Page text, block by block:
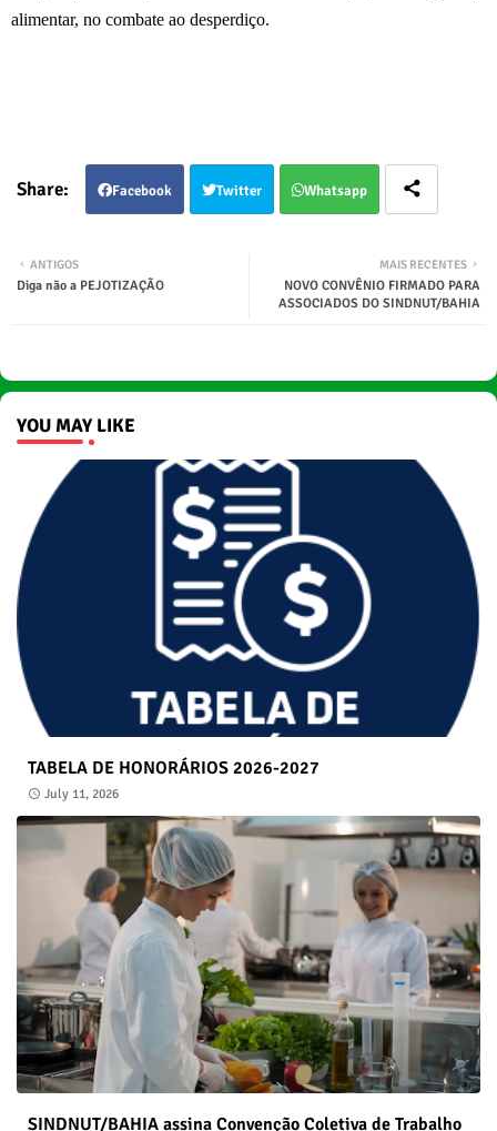
alimentar, no combate ao desperdiço.
Facebook Twitter Whatsapp
MAIS RECENTES
NOVO CONVÊNIO FIRMADO PARA
ASSOCIADOS DO SINDNUT/BAHIA
ANTIGOS
Diga não a PEJOTIZAÇÃO
YOU MAY LIKE
TABELA DE HONORÁRIOS 2026-2027
July 11, 2026
SINDNUT/BAHIA assina Convenção Coletiva de Trabalho